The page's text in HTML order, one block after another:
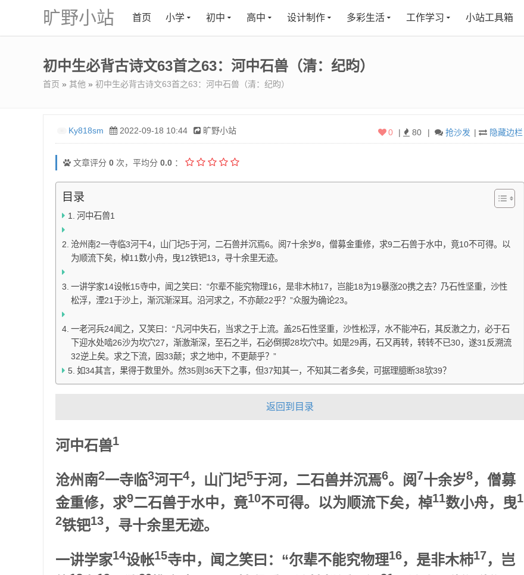
旷野小站 首页 小学 初中 高中 设计制作 多彩生活 工作学习 小站工具箱
初中生必背古诗文63首之63：河中石兽（清：纪昀）
首页 » 其他 » 初中生必背古诗文63首之63：河中石兽（清：纪昀）
Ky818sm 2022-09-18 10:44 旷野小站 | 隐藏边栏
| 抢沙发
| 80
0
文章评分 0 次，平均分 0.0 ：
目录
河中石兽1
沧州南2一寺临3河干4，山门圮5于河，二石兽并沉焉6。阅7十余岁8，僧募金重修，求9二石兽于水中，竟10不可得。以
为顺流下矣，棹11数小舟，曳12铁钯13，寻十余里无迹。
一讲学家14设帐15寺中，闻之笑曰：“尔辈不能究物理16，是非木杮17，岂能18为19暴涨20携之去？乃石性坚重，沙性
松浮，湮21于沙上，渐沉渐深耳。沿河求之，不亦颠22乎？”众服为确论23。
一老河兵24闻之，又笑曰：“凡河中失石，当求之于上流。盖25石性坚重，沙性松浮，水不能冲石，其反激之力，必于石
下迎水处啮26沙为坎穴27，渐激渐深，至石之半，石必倒掷28坎穴中。如是29再，石又再转，转转不已30，遂31反溯流
32逆上矣。求之下流，固33颠；求之地中，不更颠乎？”
如34其言，果得于数里外。然35则36天下之事，但37知其一，不知其二者多矣，可据理臆断38欤39？
返回到目录
河中石兽1
沧州南2一寺临3河干4，山门圮5于河，二石兽并沉焉6。阅7十余岁8，僧募
金重修，求9二石兽于水中，竟10不可得。以为顺流下矣，棹11数小舟，曳1
2铁钯13，寻十余里无迹。
一讲学家14设帐15寺中，闻之笑曰：“尔辈不能究物理16，是非木杮17，岂